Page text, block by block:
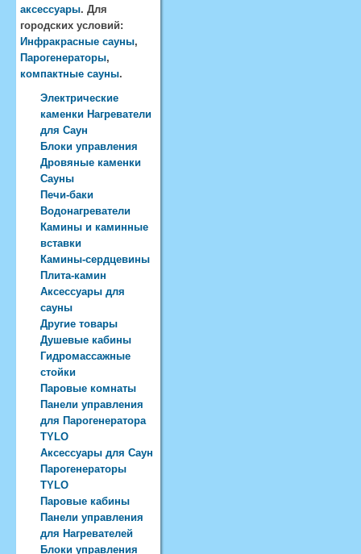
аксессуары. Для
городских условий:
Инфракрасные сауны,
Парогенераторы,
компактные сауны.
Электрические
каменки Нагреватели
для Саун
Блоки управления
Дровяные каменки
Сауны
Печи-баки
Водонагреватели
Камины и каминные
вставки
Камины-сердцевины
Плита-камин
Аксессуары для
сауны
Другие товары
Душевые кабины
Гидромассажные
стойки
Паровые комнаты
Панели управления
для Парогенератора
TYLO
Аксессуары для Саун
Парогенераторы
TYLO
Паровые кабины
Панели управления
для Нагревателей
Блоки управления